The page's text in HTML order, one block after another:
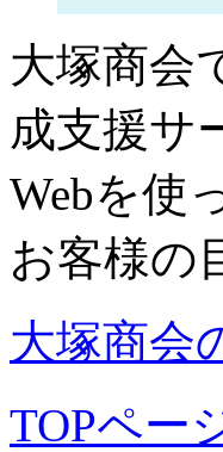
大塚商会
成支援サ
Webを使
お客様の
大塚商会
TOPペー